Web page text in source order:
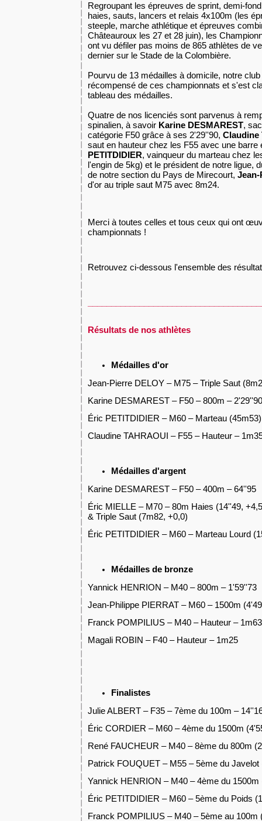
Regroupant les épreuves de sprint, demi-
haies, sauts, lancers et relais 4x100m (les
steeple, marche athlétique et épreuves
Châteauroux les 27 et 28 juin), les
ont vu défiler pas moins de 865 athlètes de
dernier sur le Stade de la Colombière.
Pourvu de 13 médailles à domicile, notre
récompensé de ces championnats et s'est
tableau des médailles.
Quatre de nos licenciés sont parvenus à
spinalien, à savoir Karine DESMAREST,
catégorie F50 grâce à ses 2'29''90, Claudine
saut en hauteur chez les F55 avec une barre
PETITDIDIER, vainqueur du marteau chez
l'engin de 5kg) et le président de notre ligue,
de notre section du Pays de Mirecourt, Jean-
d'or au triple saut M75 avec 8m24.
Merci à toutes celles et tous ceux qui ont
championnats !
Retrouvez ci-dessous l'ensemble des
Résultats de nos athlètes
Médailles d'or
Jean-Pierre DELOY – M75 – Triple Saut
Karine DESMAREST – F50 – 800m – 2'29''90
Éric PETITDIDIER – M60 – Marteau (45m53)
Claudine TAHRAOUI – F55 – Hauteur –
Médailles d'argent
Karine DESMAREST – F50 – 400m – 64''95
Éric MIELLE – M70 – 80m Haies (14''49,
& Triple Saut (7m82, +0,0)
Éric PETITDIDIER – M60 – Marteau Lourd
Médailles de bronze
Yannick HENRION – M40 – 800m – 1'59''73
Jean-Philippe PIERRAT – M60 – 1500m
Franck POMPILIUS – M40 – Hauteur – 1m63
Magali ROBIN – F40 – Hauteur – 1m25
Finalistes
Julie ALBERT – F35 – 7ème du 100m –
Éric CORDIER – M60 – 4ème du 1500m
René FAUCHEUR – M40 – 8ème du 800m
Patrick FOUQUET – M55 – 5ème du Javelot
Yannick HENRION – M40 – 4ème du 1500m
Éric PETITDIDIER – M60 – 5ème du Poids
Franck POMPILIUS – M40 – 5ème au 100m